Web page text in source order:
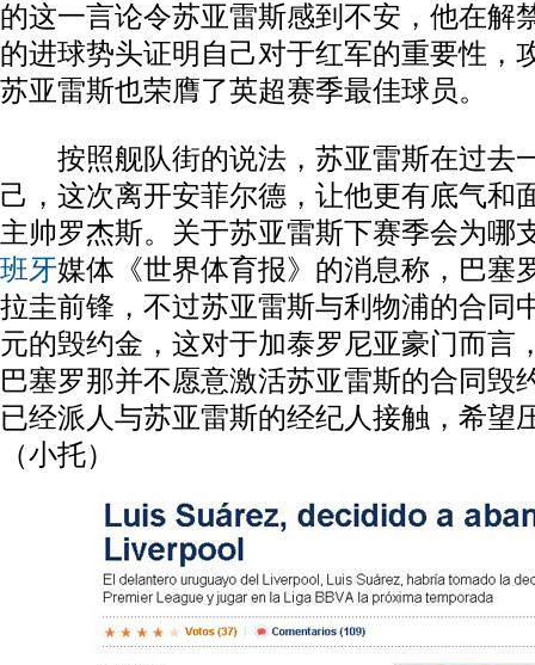
的这一言论令苏亚雷斯感到不安，他在解
的进球势头证明自己对于红军的重要性，
苏亚雷斯也荣膺了英超赛季最佳球员。
按照舰队街的说法，苏亚雷斯在过去
己，这次离开安菲尔德，让他更有底气和
主帅罗杰斯。关于苏亚雷斯下赛季会为哪
班牙媒体《世界体育报》的消息称，巴塞
拉圭前锋，不过苏亚雷斯与利物浦的合同
元的毁约金，这对于加泰罗尼亚豪门而言
巴塞罗那并不愿意激活苏亚雷斯的合同毁
已经派人与苏亚雷斯的经纪人接触，希望
（小托）